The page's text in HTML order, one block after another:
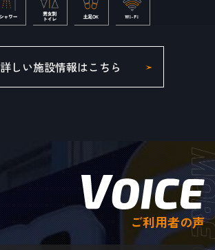
詳しい施設情報はこちら
ご利用者の声